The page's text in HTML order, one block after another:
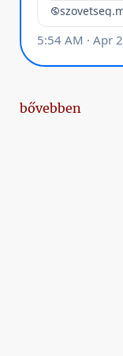
„Klublicenc,
bővebben